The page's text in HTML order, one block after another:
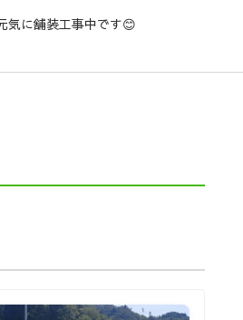
気に舗装工事中です😊